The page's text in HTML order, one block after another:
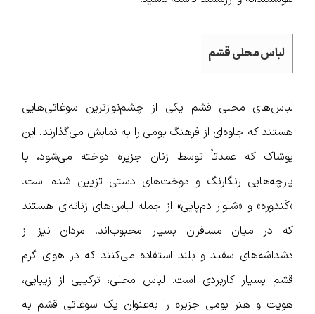
لباس محلی قشم
لباس‌های محلی قشم یکی از چشم‌نوازترین سوغاتی‌هایی
هستند که جلوه‌ای از فرهنگ بومی را به نمایش می‌گذارند. این
پوشاک که عمدتاً توسط زنان جزیره دوخته می‌شود، با
پارچه‌هایی رنگارنگ و دوخت‌های دستی تزیین شده است.
«کَندوره» و «شلوار دم‌پایی» از جمله لباس‌های زنانه‌ای هستند
که در میان مسافران بسیار محبوب‌اند. مردان نیز از
دشداشه‌های سفید و بلند استفاده می‌کنند که در هوای گرم
قشم بسیار کاربردی است. لباس محلی، ترکیبی از زیبایی،
هویت و هنر بومی جزیره را به‌عنوان یک سوغاتی قشم به